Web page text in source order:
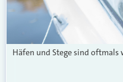
Häfen und Stege sind oftmals